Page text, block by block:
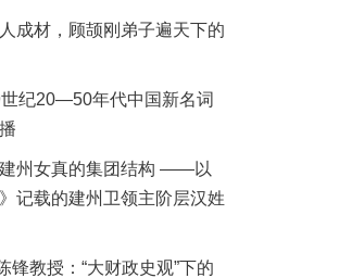
成材，顾颉刚弟子遍天下的
纪20—50年代中国新名词
州女真的集团结构 ——以
》记载的建州卫领主阶层汉姓
锋教授：“大财政史观”下的